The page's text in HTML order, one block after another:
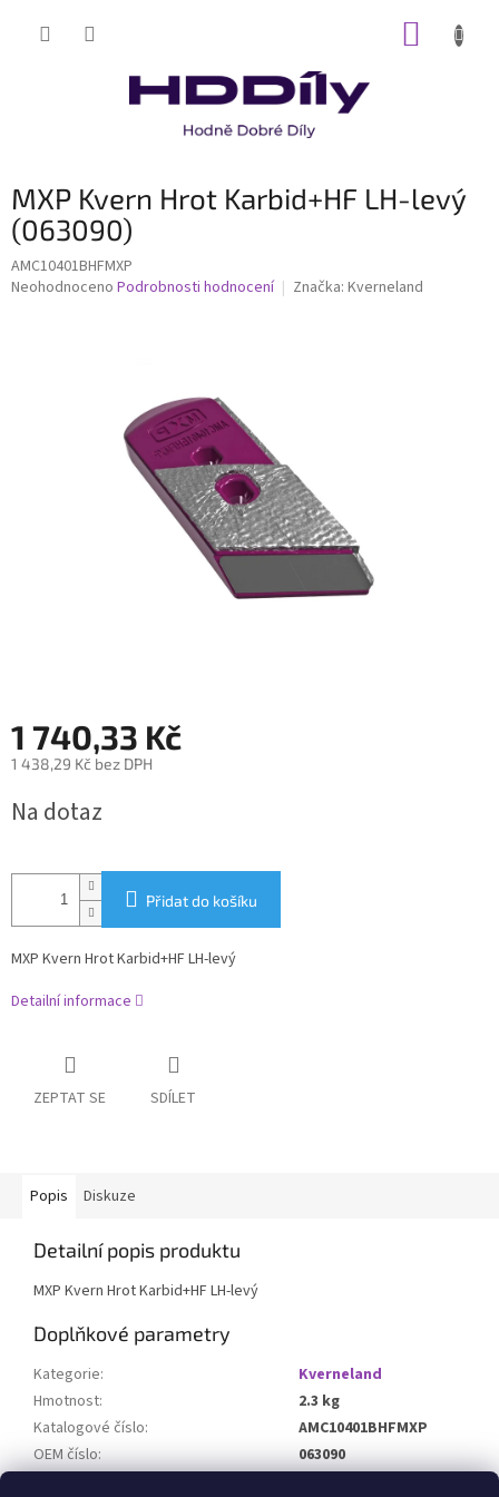
MXP Kvern Hrot Karbid+HF LH-levý
(063090)
AMC10401BHFMXP
Průměrné
Neohodnoceno Podrobnosti hodnocení Značka: Kverneland
1 740,33 Kč
1 438,29 Kč bez DPH
cena:
Na dotaz
Přidat do košíku
MXP Kvern Hrot Karbid+HF LH-levý
Detailní informace
ZEPTAT SE SDÍLET
Popis Diskuze
Detailní popis produktu
MXP Kvern Hrot Karbid+HF LH-levý
Doplňkové parametry
Kategorie:
Kverneland
Hmotnost:
2.3 kg
Katalogové číslo:
AMC10401BHFMXP
OEM číslo:
063090